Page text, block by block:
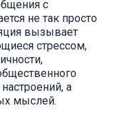
с
не так просто
вызывает
стрессом,
а
мыслей.